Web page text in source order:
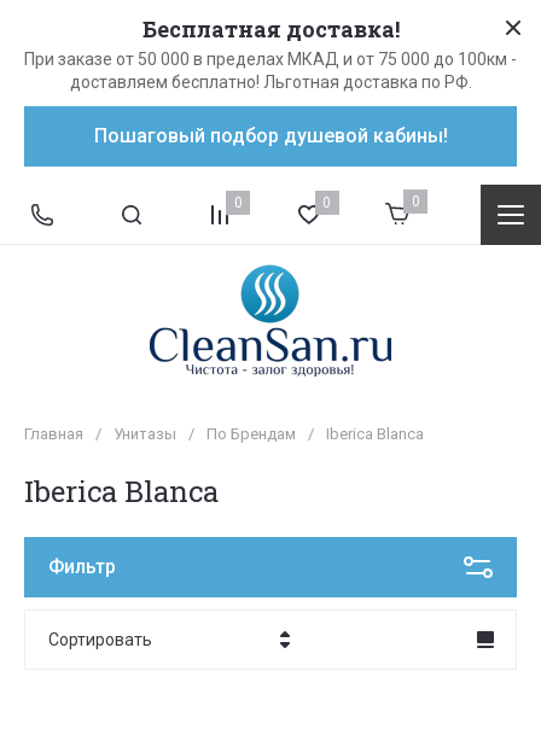
Бесплатная доставка!
При заказе от 50 000 в пределах МКАД и от 75 000 до 100км -
доставляем бесплатно! Льготная доставка по РФ.
Пошаговый подбор душевой кабины!
0 0 0
Главная / Унитазы / По Брендам / Iberica Blanca
Iberica Blanca
Фильтр
Сортировать